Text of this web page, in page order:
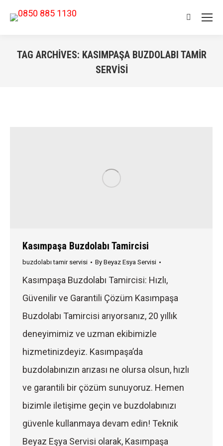
Search:
TAG ARCHIVES: KASIMPAŞA BUZDOLABI TAMIR
SERVISI
Kasımpaşa Buzdolabı Tamircisi
buzdolabı tamir servisi By Beyaz Esya Servisi
Kasımpaşa Buzdolabı Tamircisi: Hızlı,
Güvenilir ve Garantili Çözüm Kasımpaşa
Buzdolabı Tamircisi arıyorsanız, 20 yıllık
deneyimimiz ve uzman ekibimizle
hizmetinizdeyiz. Kasımpaşa’da
buzdolabınızın arızası ne olursa olsun, hızlı
ve garantili bir çözüm sunuyoruz. Hemen
bizimle iletişime geçin ve buzdolabınızı
güvenle kullanmaya devam edin! Teknik
Beyaz Eşya Servisi olarak, Kasımpaşa